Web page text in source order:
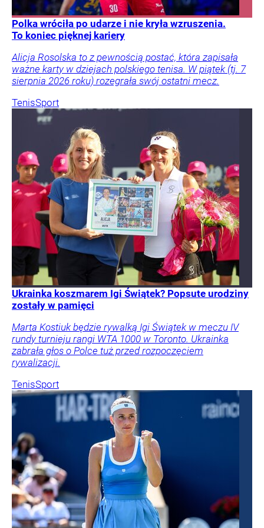
Polka wróciła po udarze i nie kryła wzruszenia.
To koniec pięknej kariery
Alicja Rosolska to z pewnością postać, która zapisała
ważne karty w dziejach polskiego tenisa. W piątek (tj. 7
sierpnia 2026 roku) rozegrała swój ostatni mecz.
TenisSport
Ukrainka koszmarem Igi Świątek? Popsute urodziny
zostały w pamięci
Marta Kostiuk będzie rywalką Igi Świątek w meczu IV
rundy turnieju rangi WTA 1000 w Toronto. Ukrainka
zabrała głos o Polce tuż przed rozpoczęciem
rywalizacji.
TenisSport